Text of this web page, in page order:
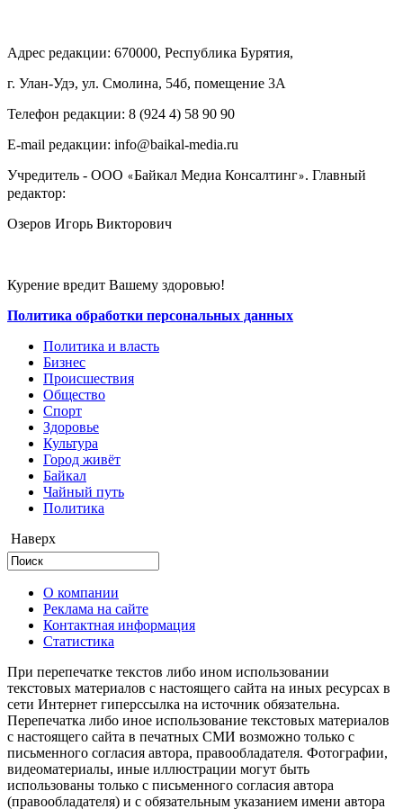
Адрес редакции: 670000, Республика Бурятия,
г. Улан-Удэ, ул. Смолина, 54б, помещение 3А
Телефон редакции: ‎‎8 (924 4) 58 90 90
E-mail редакции: info@baikal-media.ru
Учредитель - ООО «Байкал Медиа Консалтинг». Главный
редактор:
Озеров Игорь Викторович
Курение вредит Вашему здоровью!
Политика обработки персональных данных
Политика и власть
Бизнес
Происшествия
Общество
Cпорт
Здоровье
Культура
Город живёт
Байкал
Чайный путь
Политика
Наверх
О компании
Реклама на сайте
Контактная информация
Статистика
При перепечатке текстов либо ином использовании
текстовых материалов с настоящего сайта на иных ресурсах в
сети Интернет гиперссылка на источник обязательна.
Перепечатка либо иное использование текстовых материалов
с настоящего сайта в печатных СМИ возможно только с
письменного согласия автора, правообладателя. Фотографии,
видеоматериалы, иные иллюстрации могут быть
использованы только с письменного согласия автора
(правообладателя) и с обязательным указанием имени автора